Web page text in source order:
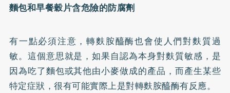
麵包和早餐穀片含危險的防腐劑
有一點必須注意，轉麩胺醯酶也會使人們對麩質過
敏。這個意思就是，如果自認為本身對麩質敏感，是
因為吃了麵包或其他由小麥做成的產品，而產生某些
特定症狀，很有可能實際上是對轉麩胺醯酶有反應。